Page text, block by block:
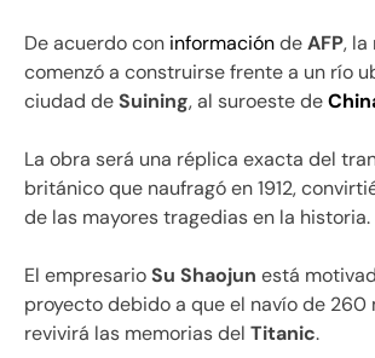
De acuerdo con informacióndeAFP, la
comenzó a construirse frente a un río
ciudad deSuining, al suroeste de
La obra será una réplica exacta del
británico que naufragó en 1912,
de las mayores tragedias en la historia.
El empresarioSu Shaojun está
proyecto debido a que el navío de 260
revivirá las memorias del Titanic.